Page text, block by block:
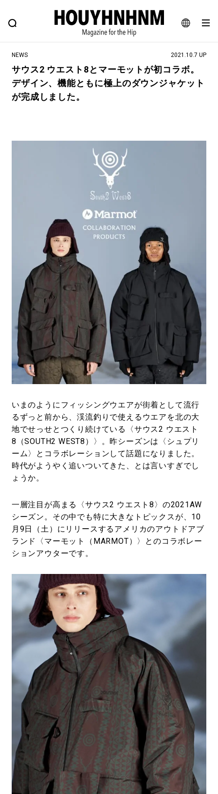
JA
EN
FEATURE BLOG SNAP
ヒップなファッション、カルチャー、ライフスタイルWEBマガジン
#注目のタグ
#NEW VINTAGE #古着サミット
#フイナムのYouTube
#FOCUS IT
#SNEAKER #OUTDOOR
#SPORTS #HANDSOME HANDBOOK
NEWS 2021.10.7 UP
サウス2 ウエスト8とマーモットが初コラボ。
デザイン、機能ともに極上のダウンジャケット
が完成しました。
いまのようにフィッシングウエアが街着として流行
るずっと前から、渓流釣りで使えるウエアを北の大
地でせっせとつくり続けている〈サウス2 ウエスト
8（SOUTH2 WEST8）〉。昨シーズンは〈シュプリ
ーム〉とコラボレーションして話題になりました。
時代がようやく追いついてきた、とは言いすぎでし
ょうか。
一層注目が高まる〈サウス2 ウエスト8〉の2021AW
シーズン。その中でも特に大きなトピックスが、10
月9日（土）にリリースするアメリカのアウトドアブ
ランド〈マーモット（MARMOT）〉とのコラボレー
ションアウターです。